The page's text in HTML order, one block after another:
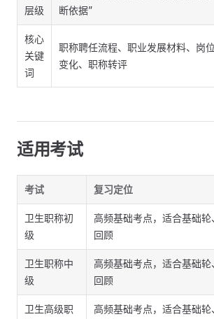
层级
断依据”
核心
关键
词
职称聘任流程、职业发展材料、岗
变化、职称转评
适用考试
考试 复习定位
卫生职称初
级
高频基础考点，适合基础
回顾
卫生职称中
级
高频基础考点，适合基础
回顾
卫生高级职
高频基础考点，适合基础